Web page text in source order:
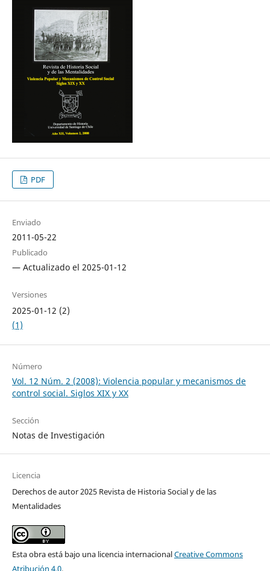
PDF
Enviado
2011-05-22
Publicado
— Actualizado el 2025-01-12
Versiones
2025-01-12 (2)
(1)
Número
Vol. 12 Núm. 2 (2008): Violencia popular y mecanismos de
control social. Siglos XIX y XX
Sección
Notas de Investigación
Licencia
Derechos de autor 2025 Revista de Historia Social y de las
Mentalidades
Esta obra está bajo una licencia internacionalCreative Commons
Atribución 4.0.